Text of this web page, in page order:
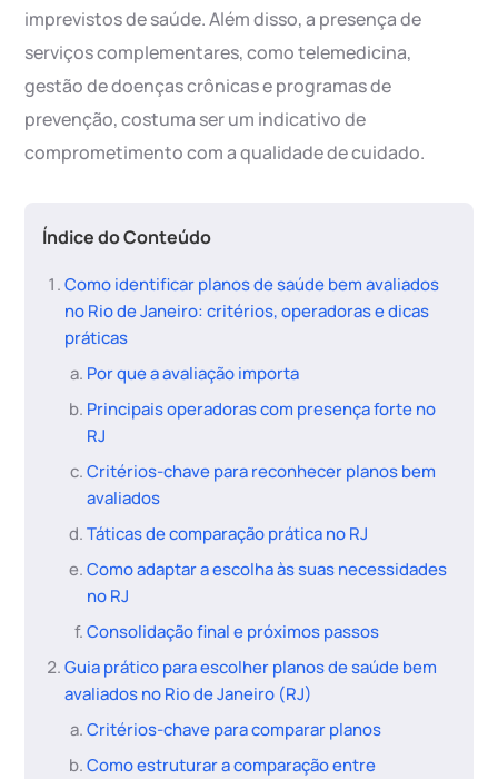
imprevistos de saúde. Além disso, a presença de
serviços complementares, como telemedicina,
gestão de doenças crônicas e programas de
prevenção, costuma ser um indicativo de
comprometimento com a qualidade de cuidado.
Índice do Conteúdo
Como identificar planos de saúde bem avaliados
no Rio de Janeiro: critérios, operadoras e dicas
práticas
Por que a avaliação importa
Principais operadoras com presença forte no
RJ
Critérios-chave para reconhecer planos bem
avaliados
Táticas de comparação prática no RJ
Como adaptar a escolha às suas necessidades
no RJ
Consolidação final e próximos passos
Guia prático para escolher planos de saúde bem
avaliados no Rio de Janeiro (RJ)
Critérios-chave para comparar planos
Como estruturar a comparação entre